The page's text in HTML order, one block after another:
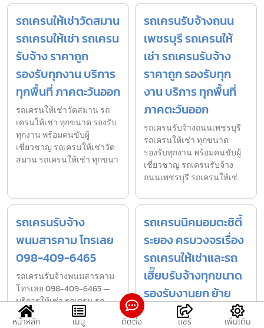
รถเครนให้เช่าวัดสมาน
รถเครนให้เช่า รถเครน
รับจ้าง ราคาถูก
รองรับทุกงาน บริการ
ทุกพื้นที่ ภาคตะวันออก
รถเครนให้เช่าวัดสมาน รถ
เครนให้เช่า ทุกขนาด รองรับ
ทุกงาน พร้อมคนขับผู้
เชี่ยวชาญ รถเครนให้เช่าวัด
สมาน รถเครนให้เช่า ทุกขนา
รถเครนรับจ้างถนน
เพชรบุรี รถเครนให้
เช่า รถเครนรับจ้าง
ราคาถูก รองรับทุก
งาน บริการ ทุกพื้นที่
ภาคตะวันออก
รถเครนรับจ้างถนนเพชรบุรี
รถเครนให้เช่า ทุกขนาด
รองรับทุกงาน พร้อมคนขับผู้
เชี่ยวชาญ รถเครนรับจ้าง
ถนนเพชรบุรี รถเครนให้เช่
รถเครนรับจ้าง
พนมสารคาม โทรเลย
098-409-6465
รถเครนรับจ้างพนมสารคาม
โทรเลย 098-409-6465 —
บริการให้เช่า รถเครน รถ
เฮี๊ยบ รถเทรลเลอร์ และรถ 10
รถเครนนิคมอมตะซิตี้
ระยอง ครบวงจรเรื่อง
รถเครนให้เช่าและรถ
เฮี๊ยบรับจ้างทุกขนาด
รองรับงานยก ย้าย
ติดตั้งเครื่องจักร และ
หน้าหลัก เมนู ติดต่อ แชร์ เพิ่มเติม